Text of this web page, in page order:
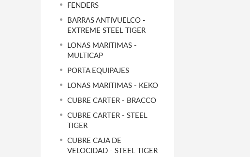
FENDERS
BARRAS ANTIVUELCO -
EXTREME STEEL TIGER
LONAS MARITIMAS -
MULTICAP
PORTA EQUIPAJES
LONAS MARITIMAS - KEKO
CUBRE CARTER - BRACCO
CUBRE CARTER - STEEL
TIGER
CUBRE CAJA DE
VELOCIDAD - STEEL TIGER